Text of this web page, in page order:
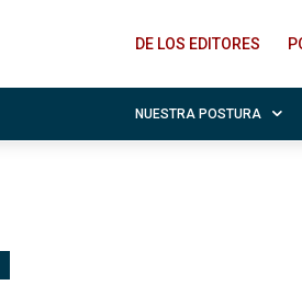
DE LOS EDITORES
NUESTRA POSTURA